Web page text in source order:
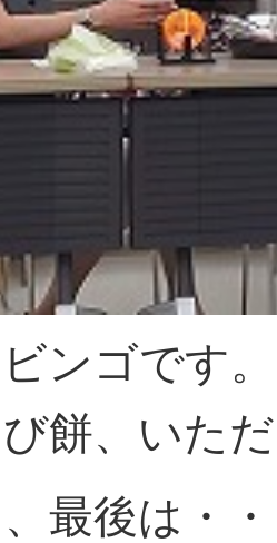
ンゴです。
び餅、いた
最後は・